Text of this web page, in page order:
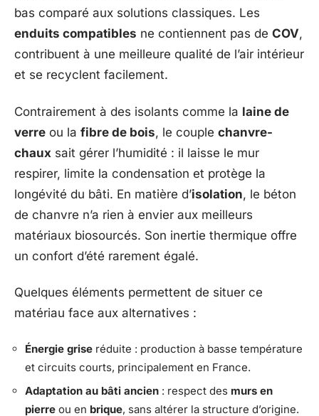
bas comparé aux solutions classiques. Les
enduits compatibles ne contiennent pas de COV,
contribuent à une meilleure qualité de l’air intérieur
et se recyclent facilement.
Contrairement à des isolants comme la laine de
verre ou la fibre de bois, le couple chanvre-
chaux sait gérer l’humidité : il laisse le mur
respirer, limite la condensation et protège la
longévité du bâti. En matière d’isolation, le béton
de chanvre n’a rien à envier aux meilleurs
matériaux biosourcés. Son inertie thermique offre
un confort d’été rarement égalé.
Quelques éléments permettent de situer ce
matériau face aux alternatives :
Énergie grise réduite : production à basse température
et circuits courts, principalement en France.
Adaptation au bâti ancien : respect des murs en
pierre ou en brique, sans altérer la structure d’origine.